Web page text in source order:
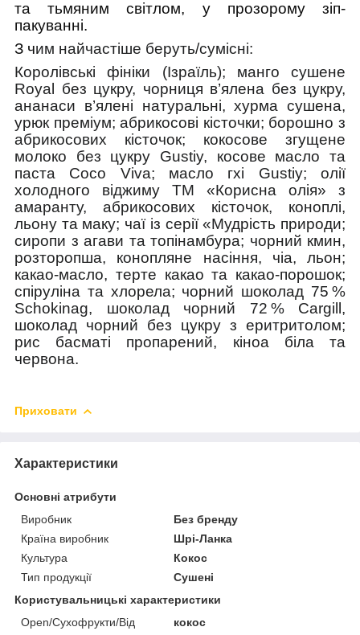
та тьмяним світлом, у прозорому зіп-
пакуванні.
З чим найчастіше беруть/cумісні:
Королівські фініки (Ізраїль); манго сушене
Royal без цукру, чорниця в’ялена без цукру,
ананаси в’ялені натуральні, хурма сушена,
урюк преміум; абрикосові кісточки; борошно з
абрикосових кісточок; кокосове згущене
молоко без цукру Gustiy, косове масло та
паста Сoco Viva; масло гхі Gustiy; олії
холодного віджиму ТМ «Корисна олія» з
амаранту, абрикосових кісточок, коноплі,
льону та маку; чаї із серії «Мудрість природи;
сиропи з агави та топінамбура; чорний кмин,
розторопша, конопляне насіння, чіа, льон;
какао-масло, терте какао та какао-порошок;
спіруліна та хлорела; чорний шоколад 75 %
Schokinag, шоколад чорний 72 % Cargill,
шоколад чорний без цукру з еритритолом;
рис басматі пропарений, кіноа біла та
червона.
Приховати
Характеристики
Основні атрибути
Виробник
Без бренду
Країна виробник
Шрі-Ланка
Культура
Кокос
Тип продукції
Сушені
Користувальницькі характеристики
Open/Сухофрукти/Від
кокос